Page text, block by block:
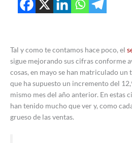
Tal y como te contamos hace poco, el
sigue mejorando sus cifras conforme
cosas, en mayo se han matriculado un
que ha supuesto un incremento del
mismo mes del año anterior. En estas
han tenido mucho que ver y, como
grueso de las ventas.